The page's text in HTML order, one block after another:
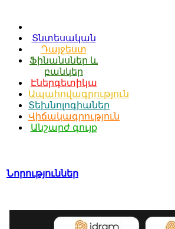
Տնտեսական
Դայջեստ
Ֆինանսներ և
բանկեր
Էներգետիկա
Ապահովագրություն
Տեխնոլոգիաներ
Վիճակագրություն
Անշարժ գույք
Նորություններ